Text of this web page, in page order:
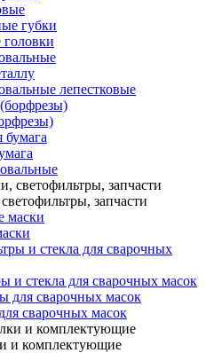
губки
головки
лепестковые
запчасти
и стекла для сварочных масок
сварочных масок
и комплектующие